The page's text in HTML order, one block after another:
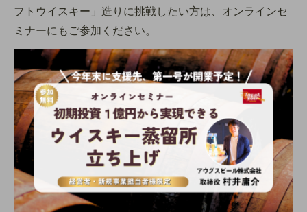
フトウイスキー」造りに挑戦したい方は、オンラインセ
ミナーにもご参加ください。